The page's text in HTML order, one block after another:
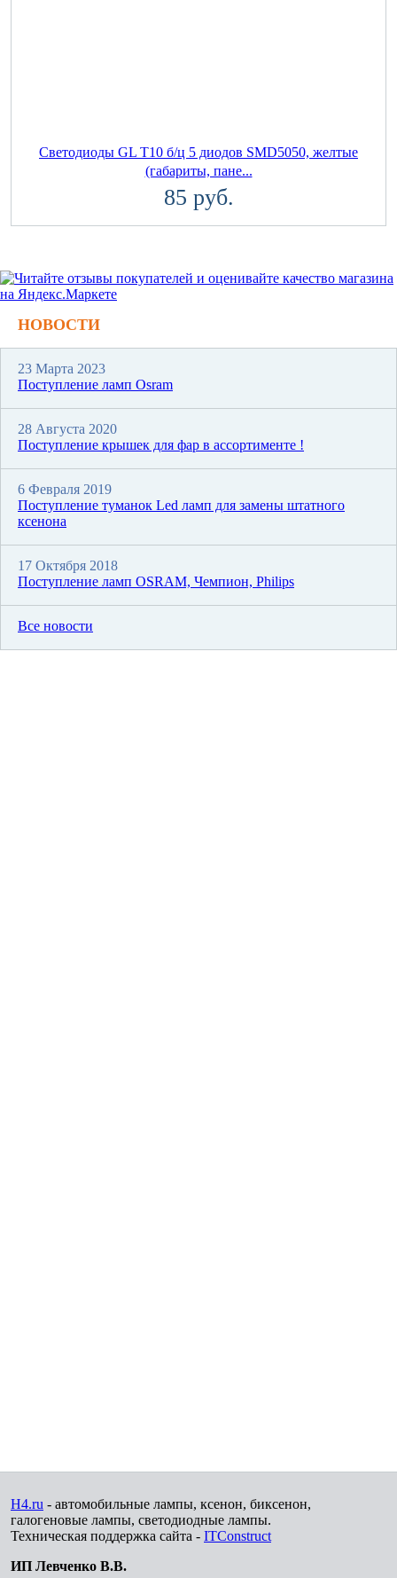
Светодиоды GL T10 б/ц 5 диодов SMD5050, желтые
(габариты, пане...
85 руб.
НОВОСТИ
23 Марта 2023
Поступление ламп Osram
28 Августа 2020
Поступление крышек для фар в ассортименте !
6 Февраля 2019
Поступление туманок Led ламп для замены штатного
ксенона
17 Октября 2018
Поступление ламп OSRAM, Чемпион, Philips
Все новости
H4.ru - автомобильные лампы, ксенон, биксенон,
галогеновые лампы, светодиодные лампы.
Техническая поддержка сайта - ITConstruct
ИП Левченко В.В.